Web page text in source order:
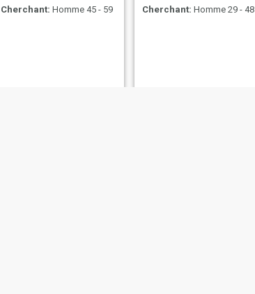
Cherchant: Homme 45 - 59
Cherchant: Homme 29 - 48